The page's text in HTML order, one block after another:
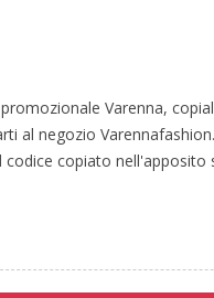
Varenna,
al negozio
copiato nell'apposito